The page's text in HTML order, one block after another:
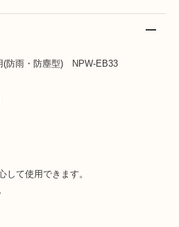
雨・防塵型) NPW-EB33
して使用できます。